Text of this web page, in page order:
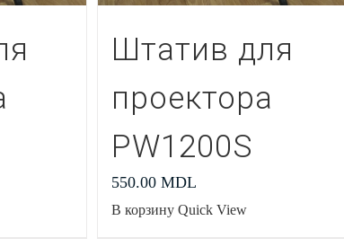
Штатив для
проектора
PW1200S
550.00MDL
В корзину Quick View